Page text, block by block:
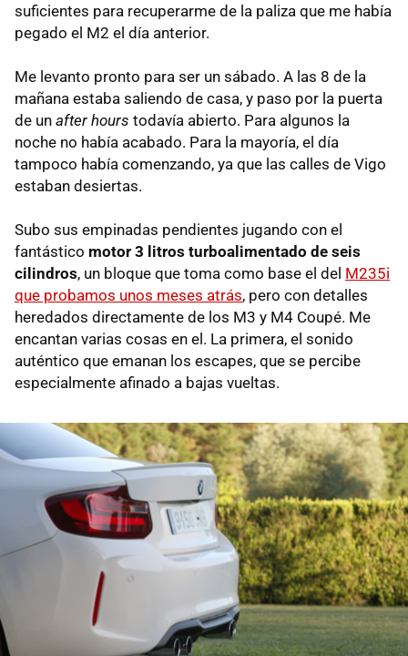
suficientes para recuperarme de la paliza que me había
pegado el M2 el día anterior.
Me levanto pronto para ser un sábado. A las 8 de la
mañana estaba saliendo de casa, y paso por la puerta
de un after hours todavía abierto. Para algunos la
noche no había acabado. Para la mayoría, el día
tampoco había comenzando, ya que las calles de Vigo
estaban desiertas.
Subo sus empinadas pendientes jugando con el
fantástico motor 3 litros turboalimentado de seis
cilindros, un bloque que toma como base el del M235i
que probamos unos meses atrás, pero con detalles
heredados directamente de los M3 y M4 Coupé. Me
encantan varias cosas en el. La primera, el sonido
auténtico que emanan los escapes, que se percibe
especialmente afinado a bajas vueltas.